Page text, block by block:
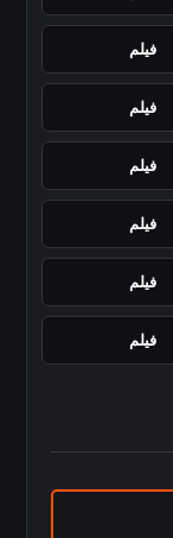
فيلم
فيلم
فيلم
فيلم
فيلم
فيلم